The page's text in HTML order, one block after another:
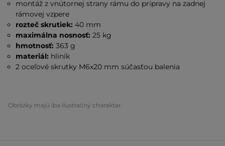
montáž z vnútornej strany rámu do prípravy na zadnej
rámovej vzpere
rozteč skrutiek: 40 mm
maximálna nosnosť: 25 kg
hmotnosť:363 g
materiál: hliník
2 oceľové skrutky M6x20 mm súčasťou balenia
Obrázky majú iba ilustračný charakter.